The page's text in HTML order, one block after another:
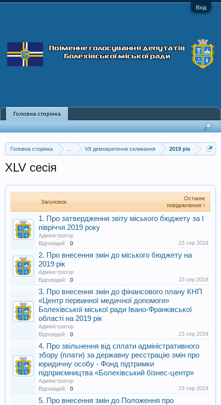
Вхід
Головна сторінка VII демократичне скликання 2019 рік
XLV сесія
Заголовок
Останнє
повідомлення ↑
1. Про затвердження звіту міського бюджету за І
півріччя 2019 року
Адміністратор
Відповідей:
0 23 сер 2019
2. Про внесення змін до міського бюджету на
2019 рік
Адміністратор
Відповідей:
0 23 сер 2019
3. Про внесення змін до фінансового плану КНП
«Центр первинної медичної допомоги»
Болехівської міської ради Івано-Франківської
області на 2019 рік
Адміністратор
Відповідей:
0 23 сер 2019
4. Про звільнення від сплати адміністративного
збору (плати) за державну реєстрацію змін про
юридичну особу - Фонд підтримки
підприємництва «Болехівський бізнес-центр»
Адміністратор
Відповідей:
0 23 сер 2019
5. Про внесення змін до Положення про
Головна сторінка